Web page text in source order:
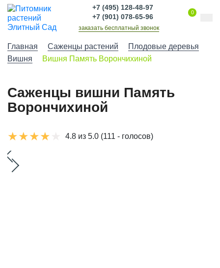
+7 (495) 128-48-97
+7 (901) 078-65-96
заказать бесплатный звонок
0
Главная Саженцы растений
Плодовые деревья
Вишня
Вишня Память Ворончихиной
Саженцы вишни Память
Ворончихиной
4.8 из 5.0(111 - голосов)